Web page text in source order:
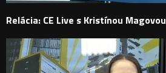
Relácia: CE Live s Kristínou Magovou